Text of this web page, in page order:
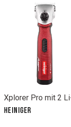
HEINIGER